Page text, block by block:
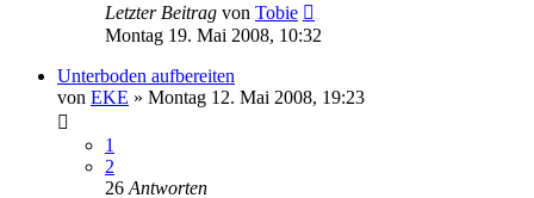
Letzter Beitrag von Tobie
Montag 19. Mai 2008, 10:32
Unterboden aufbereiten
von EKE » Montag 12. Mai 2008, 19:23
1
2
26 Antworten